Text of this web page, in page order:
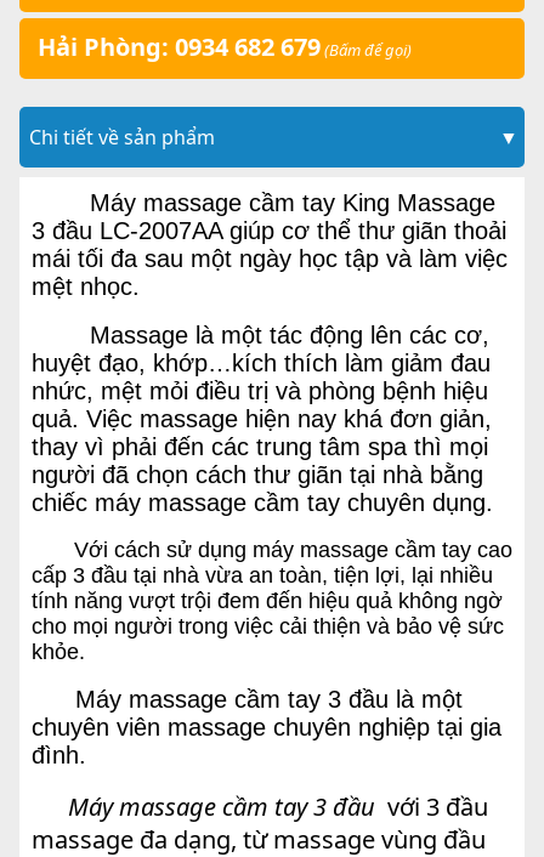
Hải Phòng: 0934 682 679(Bấm để gọi)
Chi tiết về sản phẩm ▼
Máy massage cầm tay King Massage
3 đầu LC-2007AA giúp cơ thể thư giãn thoải
mái tối đa sau một ngày học tập và làm việc
mệt nhọc.
Massage là một tác động lên các cơ,
huyệt đạo, khớp…kích thích làm giảm đau
nhức, mệt mỏi điều trị và phòng bệnh hiệu
quả. Việc massage hiện nay khá đơn giản,
thay vì phải đến các trung tâm spa thì mọi
người đã chọn cách thư giãn tại nhà bằng
chiếc máy massage cầm tay chuyên dụng.
Với cách sử dụng máy massage cầm tay cao
cấp 3 đầu tại nhà vừa an toàn, tiện lợi, lại nhiều
tính năng vượt trội đem đến hiệu quả không ngờ
cho mọi người trong việc cải thiện và bảo vệ sức
khỏe.
Máy massage cầm tay 3 đầu là một
chuyên viên massage chuyên nghiệp tại gia
đình.
Máy massage cầm tay 3 đầu với 3 đầu
massage đa dạng, từ massage vùng đầu